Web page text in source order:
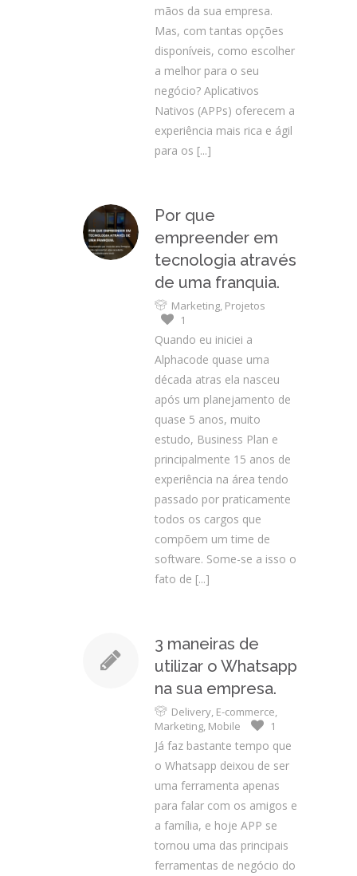
mãos da sua empresa.
Mas, com tantas opções
disponíveis, como escolher
a melhor para o seu
negócio? Aplicativos
Nativos (APPs) oferecem a
experiência mais rica e ágil
para os [...]
Por que
empreender em
tecnologia através
de uma franquia.
Marketing, Projetos
1
Quando eu iniciei a
Alphacode quase uma
década atras ela nasceu
após um planejamento de
quase 5 anos, muito
estudo, Business Plan e
principalmente 15 anos de
experiência na área tendo
passado por praticamente
todos os cargos que
compõem um time de
software. Some-se a isso o
fato de [...]
3 maneiras de
utilizar o Whatsapp
na sua empresa.
Delivery, E-commerce,
Marketing, Mobile 1
Já faz bastante tempo que
o Whatsapp deixou de ser
uma ferramenta apenas
para falar com os amigos e
a família, e hoje APP se
tornou uma das principais
ferramentas de negócio do